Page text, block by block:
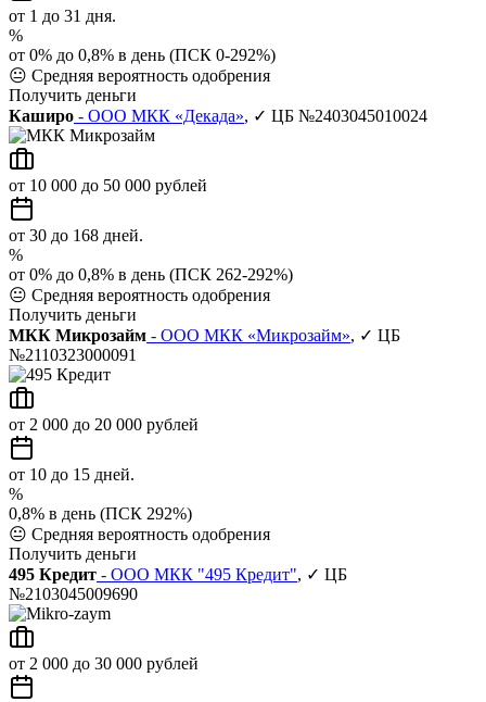
от 1 до 31 дня.
%
от 0% до 0,8% в день (ПСК 0-292%)
😐 Средняя вероятность одобрения
Получить деньги
Каширо - ООО МКК «Декада», ✓ ЦБ №2403045010024
от 10 000 до 50 000 рублей
от 30 до 168 дней.
%
от 0% до 0,8% в день (ПСК 262-292%)
😐 Средняя вероятность одобрения
Получить деньги
МКК Микрозайм - ООО МКК «Микрозайм», ✓ ЦБ
№2110323000091
от 2 000 до 20 000 рублей
от 10 до 15 дней.
%
0,8% в день (ПСК 292%)
😐 Средняя вероятность одобрения
Получить деньги
495 Кредит - ООО МКК "495 Кредит", ✓ ЦБ
№2103045009690
от 2 000 до 30 000 рублей